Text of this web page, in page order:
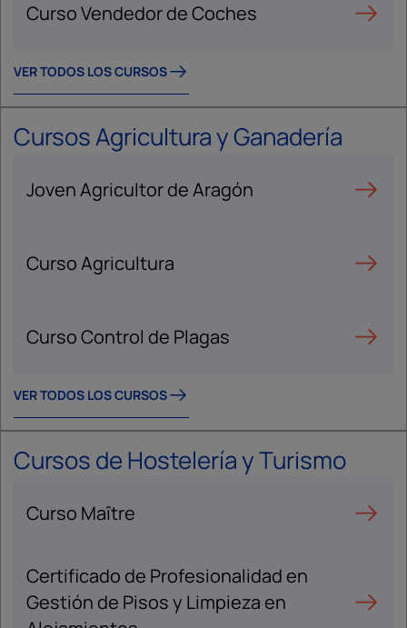
Curso Vendedor de Coches
VER TODOS LOS CURSOS
Cursos Agricultura y Ganadería
Joven Agricultor de Aragón
Curso Agricultura
Curso Control de Plagas
VER TODOS LOS CURSOS
Cursos de Hostelería y Turismo
Curso Maître
Certificado de Profesionalidad en
Gestión de Pisos y Limpieza en